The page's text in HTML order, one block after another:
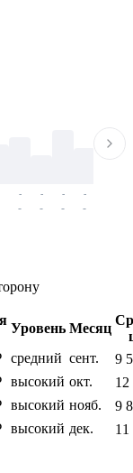
-
-
-
-
-
-
-
-
Уровень Месяц
средний сент.
9
высокий окт.
12
высокий нояб.
9
высокий дек. 11